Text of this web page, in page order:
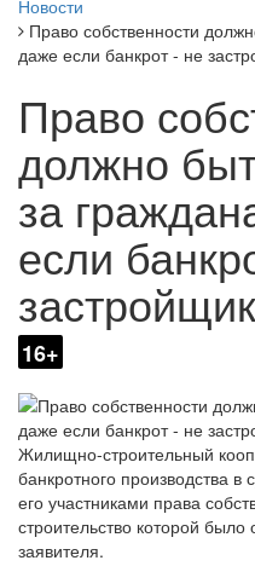
Новости
Право собственности
даже если банкрот - не
Право
должно
за
если
застройщик
16+
Жилищно-строительный
банкротного производства
его участниками права
строительство которой было
заявителя.